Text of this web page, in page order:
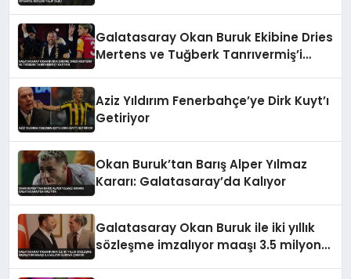
Galatasaray Okan Buruk Ekibine Dries
Mertens ve Tuğberk Tanrıvermiş’i
Aziz Yıldırım Fenerbahçe’ye Dirk Kuyt’ı
Getiriyor
Okan Buruk’tan Barış Alper Yılmaz
Kararı: Galatasaray’da Kalıyor
Galatasaray Okan Buruk ile iki yıllık
sözleşme imzalıyor maaşı 3.5 milyon